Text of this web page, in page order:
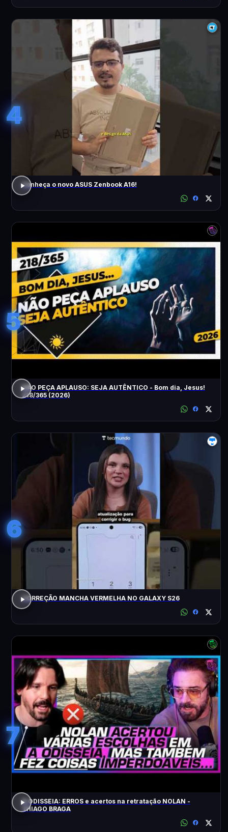
4
Conheça o novo ASUS Zenbook A16!
5
NÃO PEÇA APLAUSO: SEJA AUTÊNTICO - Bom dia, Jesus!
218/365 (2026)
6
CORREÇÃO MANCHA VERMELHA NO GALAXY S26
7
A ODISSEIA: ERROS e acertos na retratação NOLAN -
THIAGO BRAGA